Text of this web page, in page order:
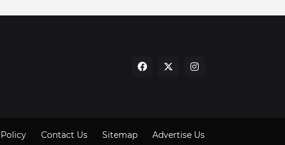
Contact Us Sitemap Advertise Us